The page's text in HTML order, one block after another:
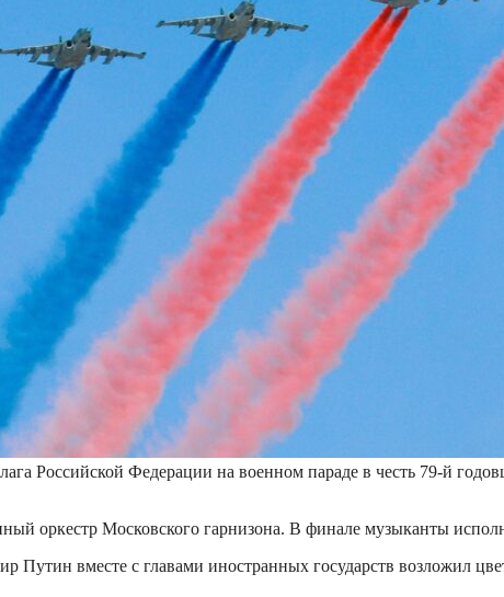
Российской Федерации на военном параде в честь 79-й
оркестр Московского гарнизона. В финале музыканты
Путин вместе с главами иностранных государств возложил